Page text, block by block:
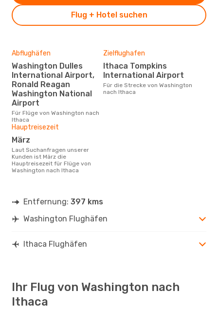
Flug + Hotel suchen
Abflughäfen
Washington Dulles
International Airport,
Ronald Reagan
Washington National
Airport
Für Flüge von Washington nach
Ithaca
Zielflughafen
Ithaca Tompkins
International Airport
Für die Strecke von Washington
nach Ithaca
Hauptreisezeit
März
Laut Suchanfragen unserer
Kunden ist März die
Hauptreisezeit für Flüge von
Washington nach Ithaca
Entfernung: 397 kms
Washington Flughäfen
Ithaca Flughäfen
Ihr Flug von Washington nach
Ithaca